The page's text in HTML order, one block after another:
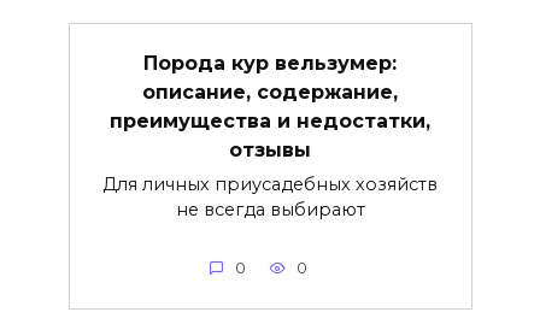
Порода кур вельзумер:
описание, содержание,
преимущества и недостатки,
отзывы
Для личных приусадебных хозяйств
не всегда выбирают
0 0